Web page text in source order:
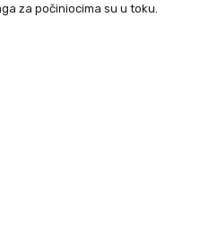
za počiniocima su u toku.